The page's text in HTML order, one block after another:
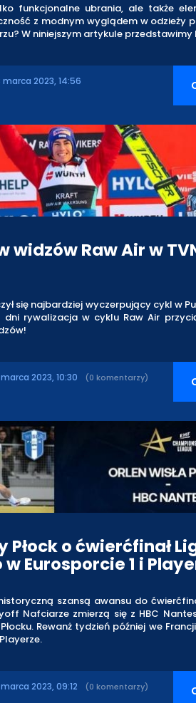
funkcjonalne ubrania, ale także
z modnym wyglądem w odzieży
W niniejszym artykule przedstawimy
marca 2023, 14:56
widzów Raw Air w
się najbardziej wyczerpujący cykl w
dni rywalizacja w cyklu Raw Air
marca 2023, 10:30 (0 komentarzy)
Płock o ćwierćfinał
Eurosporcie 1 i
szansą awansu do
Nafciarze zmierzą się z HBC
Rewanż tydzień później we
marca 2023, 09:12 (0 komentarzy)